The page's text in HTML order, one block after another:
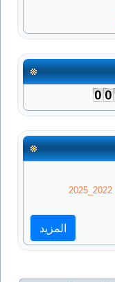
المزيد